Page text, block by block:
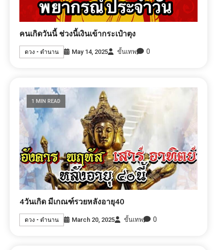
คนเกิดวันนี้ ช่วงนี้เงินเข้ากระเป๋าตุง
ดวง - ตำนาน May 14, 2025 ขั้นเทพ 0
1 MIN READ
4วันเกิด มีเกณฑ์รวยหลังอายุ40
ดวง - ตำนาน March 20, 2025 ขั้นเทพ 0